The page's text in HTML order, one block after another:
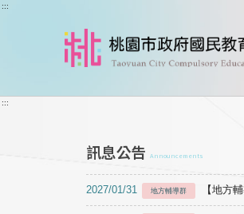
跳到主要內容
:::
:::
訊息公告 Announcements
2027/01/31 地方輔導群 【地方